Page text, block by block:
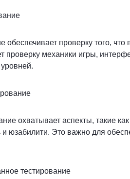
обеспечивает проверку того,
проверку механики игры,
охватывает аспекты, такие
и юзабилити. Это важно для
тестирование